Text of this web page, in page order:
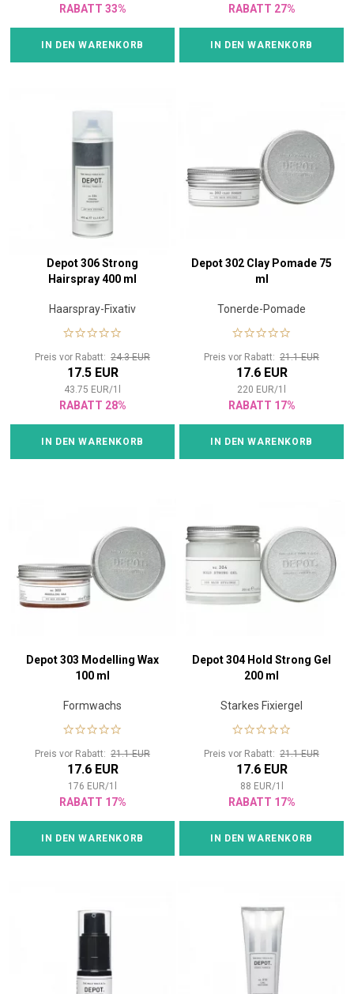
RABATT 33%
IN DEN WARENKORB
RABATT 27%
IN DEN WARENKORB
Depot 306 Strong
Hairspray 400 ml
Haarspray-Fixativ
Preis vor Rabatt: 24.3 EUR
17.5 EUR
43.75 EUR/1
RABATT 28%
IN DEN WARENKORB
Depot 302 Clay Pomade 75
ml
Tonerde-Pomade
Preis vor Rabatt: 21.1 EUR
17.6 EUR
220 EUR/1
RABATT 17%
IN DEN WARENKORB
Depot 303 Modelling Wax
100 ml
Formwachs
Preis vor Rabatt: 21.1 EUR
17.6 EUR
176 EUR/1
RABATT 17%
IN DEN WARENKORB
Depot 304 Hold Strong Gel
200 ml
Starkes Fixiergel
Preis vor Rabatt: 21.1 EUR
17.6 EUR
88 EUR/1
RABATT 17%
IN DEN WARENKORB